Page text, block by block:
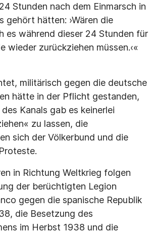
Stunden nach dem Einmarsch in
gehört hätten: ›Wären die
es während dieser 24 Stunden für
wieder zurückziehen müssen.‹«
militärisch gegen die deutsche
hätte in der Pflicht gestanden,
Kanals gab es keinerlei
zu lassen, die
sich der Völkerbund und die
in Richtung Weltkrieg folgen
der berüchtigten Legion
gegen die spanische Republik
die Besetzung des
im Herbst 1938 und die